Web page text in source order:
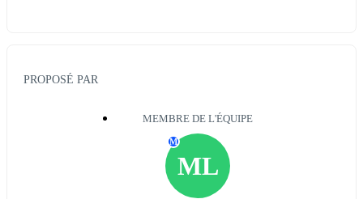
PROPOSÉ PAR
MEMBRE DE L'ÉQUIPE
ML
M